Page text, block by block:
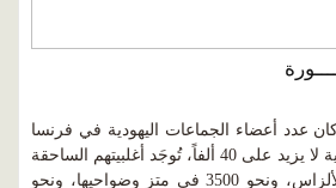
عدد أعضاء الجماعات اليهودية في فرنسا
عند نشوب الثورة الفرنسية لا يزيد على 40 ألفاً، تُوجَد أغلبيتهم الساحقة
(نحو 20 ـ 25 ألفاً) في الألزاس، ونحو 3500 في متز وضواحيها، ونحو